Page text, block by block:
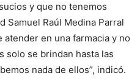
y que no tenemos
Samuel Raúl Medina Parral
en una farmacia y no
solo se brindan hasta las
nada de ellos”, indicó.